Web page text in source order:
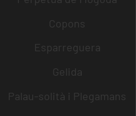
Copons
Esparreguera
Gelida
Palau-solità i Plegamans